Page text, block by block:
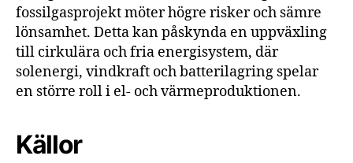
fossilgasprojekt möter högre risker och sämre
lönsamhet. Detta kan påskynda en uppväxling
till cirkulära och fria energisystem, där
solenergi, vindkraft och batterilagring spelar
en större roll i el- och värmeproduktionen.
Källor